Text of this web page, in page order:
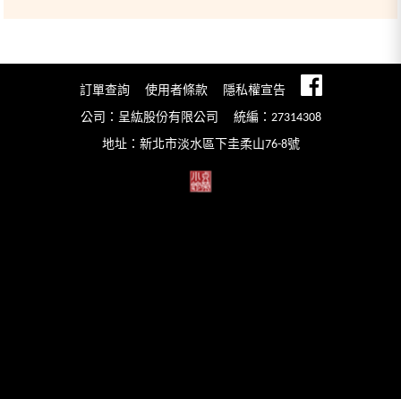
訂單查詢 使用者條款
隱私權宣告
公司：呈紘股份有限公司
統編：27314308
地址：新北市淡水區下圭柔山76-8號